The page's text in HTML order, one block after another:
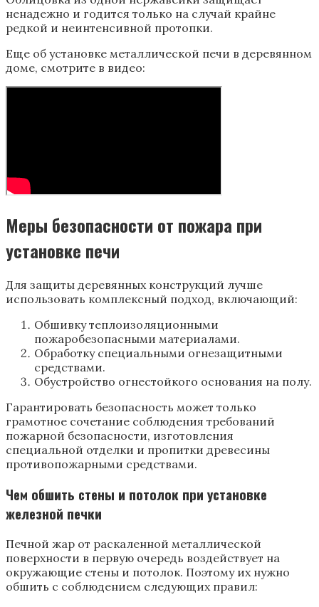
ненадежно и годится только на случай крайне
редкой и неинтенсивной протопки.
Еще об установке металлической печи в деревянном
доме, смотрите в видео:
Меры безопасности от пожара при
установке печи
Для защиты деревянных конструкций лучше
использовать комплексный подход, включающий:
Обшивку теплоизоляционными
пожаробезопасными материалами.
Обработку специальными огнезащитными
средствами.
Обустройство огнестойкого основания на полу.
Гарантировать безопасность может только
грамотное сочетание соблюдения требований
пожарной безопасности, изготовления
специальной отделки и пропитки древесины
противопожарными средствами.
Чем обшить стены и потолок при установке
железной печки
Печной жар от раскаленной металлической
поверхности в первую очередь воздействует на
окружающие стены и потолок. Поэтому их нужно
обшить с соблюдением следующих правил: